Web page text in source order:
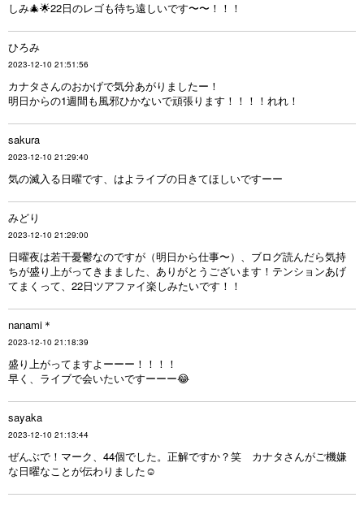
しみ🎄🌟22日のレゴも待ち遠しいです〜〜！！！
ひろみ
2023-12-10 21:51:56
カナタさんのおかげで気分あがりましたー！
明日からの1週間も風邪ひかないで頑張ります！！！！れれ！
sakura
2023-12-10 21:29:40
気の滅入る日曜です、はよライブの日きてほしいですーー
みどり
2023-12-10 21:29:00
日曜夜は若干憂鬱なのですが（明日から仕事〜）、ブログ読んだら気持
ちが盛り上がってきまました、ありがとうございます！テンションあげ
てまくって、22日ツアファイ楽しみたいです！！
nanami＊
2023-12-10 21:18:39
盛り上がってますよーーー！！！！
早く、ライブで会いたいですーーー😂
sayaka
2023-12-10 21:13:44
ぜんぶで！マーク、44個でした。正解ですか？笑 カナタさんがご機嫌
な日曜なことが伝わりました☺︎